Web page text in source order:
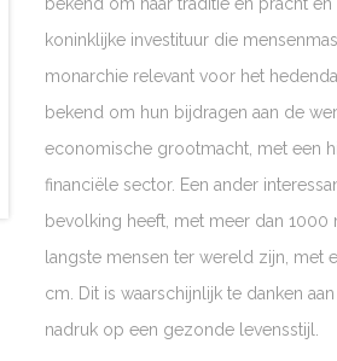
koninklijke investituur die
monarchie relevant voor het
bekend om hun bijdragen aan de
economische grootmacht, met een
financiële sector. Een ander
bevolking heeft, met meer dan 1000
langste mensen ter wereld zijn, met
cm. Dit is waarschijnlijk te danken
nadruk op een gezonde levensstijl.